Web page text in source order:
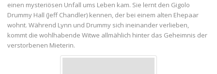
einen mysteriösen Unfall ums Leben kam. Sie lernt den Gigolo
Drummy Hall (Jeff Chandler) kennen, der bei einem alten Ehepaar
wohnt. Während Lynn und Drummy sich ineinander verlieben,
kommt die wohlhabende Witwe allmählich hinter das Geheimnis der
verstorbenen Mieterin.